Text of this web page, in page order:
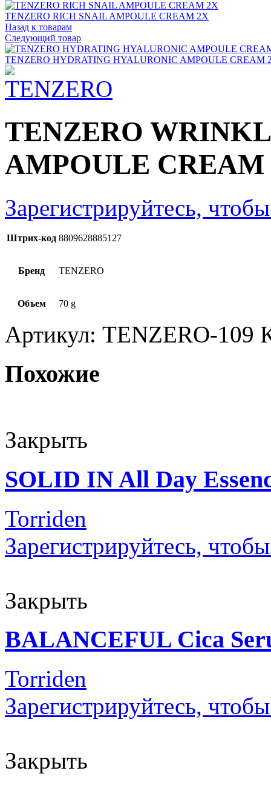
TENZERO RICH SNAIL AMPOULE CREAM 2X
Назад к товарам
Следующий товар
TENZERO HYDRATING HYALURONIC AMPOULE CREAM
TENZERO
AMPOULE CREAM
Зарегистрируйтесь,
Штрих-код 8809628885127
Бренд TENZERO
Объем 70 g
Артикул: TENZERO-109
Похожие
Закрыть
SOLID IN All Day
Torriden
Зарегистрируйтесь,
Закрыть
BALANCEFUL Cica
Torriden
Зарегистрируйтесь,
Закрыть